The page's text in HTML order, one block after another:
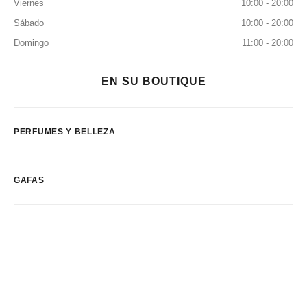
Viernes
10:00 - 20:00
Sábado
10:00 - 20:00
Domingo
11:00 - 20:00
EN SU BOUTIQUE
PERFUMES Y BELLEZA
GAFAS